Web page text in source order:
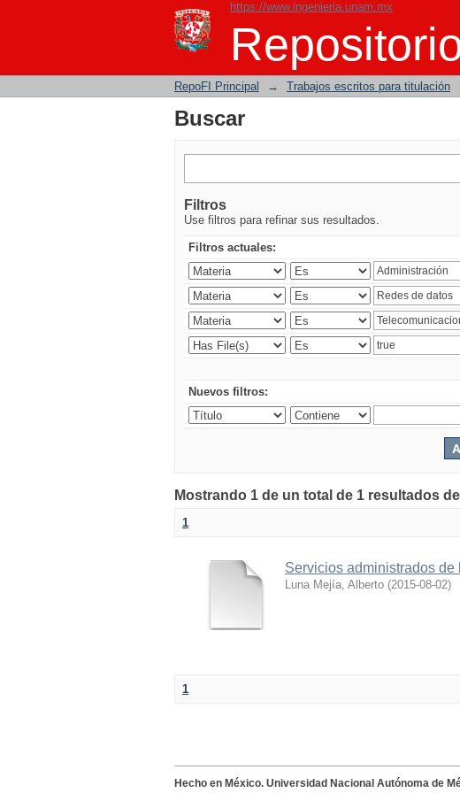
https://www.ingenieria.unam.mx
Buscar
RepoFI Principal → Trabajos escritos para titulación
Buscar
Filtros
Use filtros para refinar sus resultados.
Filtros actuales:
Nuevos filtros:
Mostrando 1 de un total de 1 resultados
1
Servicios administrados
Luna Mejía, Alberto (2015-08-02)
1
Hecho en México. Universidad Nacional Autónoma de